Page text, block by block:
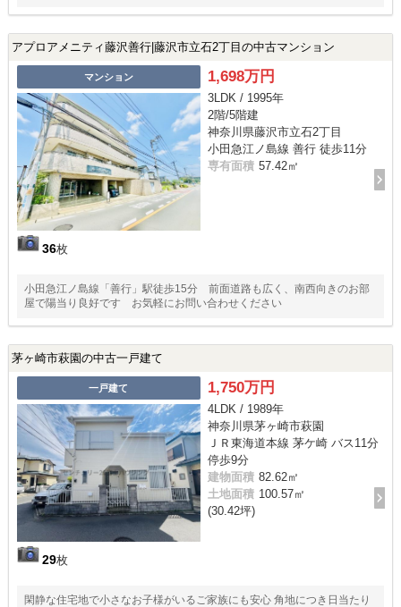
アプロアメニティ藤沢善行|藤沢市立石2丁目の中古マンション
マンション
36枚
1,698万円
3LDK / 1995年
2階/5階建
神奈川県藤沢市立石2丁目
小田急江ノ島線 善行 徒歩11分
専有面積 57.42㎡
小田急江ノ島線「善行」駅徒歩15分 前面道路も広く、南西向きのお部
屋で陽当り良好です お気軽にお問い合わせください
茅ヶ崎市萩園の中古一戸建て
一戸建て
29枚
1,750万円
4LDK / 1989年
神奈川県茅ヶ崎市萩園
ＪＲ東海道本線 茅ケ崎 バス11分
停歩9分
建物面積 82.62㎡
土地面積 100.57㎡
(30.42坪)
閑静な住宅地で小さなお子様がいるご家族にも安心 角地につき日当たり